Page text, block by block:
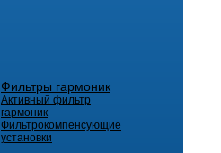
Фильтры гармоник
Активный фильтр
гармоник
Фильтрокомпенсующие
установки